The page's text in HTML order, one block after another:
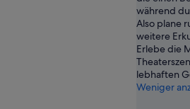
während
Also plane
weitere
Erlebe die
lebhaften
Weniger